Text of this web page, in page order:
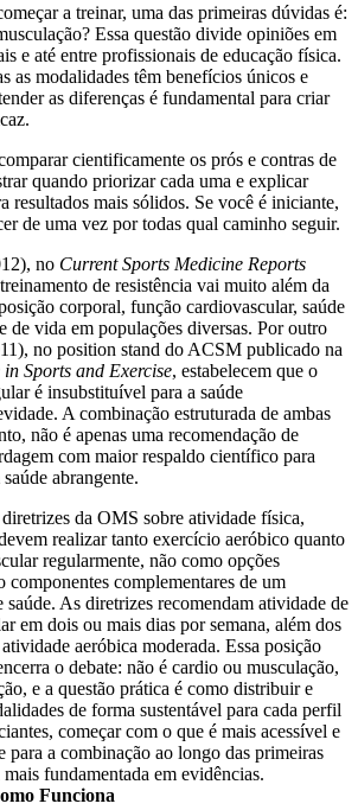
a treinar, uma das primeiras dúvidas é:
Essa questão divide opiniões em
e até entre profissionais de educação física.
as modalidades têm benefícios únicos e
as diferenças é fundamental para criar
cientificamente os prós e contras de
quando priorizar cada uma e explicar
resultados mais sólidos. Se você é iniciante,
de uma vez por todas qual caminho seguir.
no Current Sports Medicine Reports
de resistência vai muito além da
corporal, função cardiovascular, saúde
de vida em populações diversas. Por outro
no position stand do ACSM publicado na
Sports and Exercise, estabelecem que o
é insubstituível para a saúde
A combinação estruturada de ambas
não é apenas uma recomendação de
com maior respaldo científico para
abrangente.
da OMS sobre atividade física,
realizar tanto exercício aeróbico quanto
regularmente, não como opções
componentes complementares de um
saúde. As diretrizes recomendam atividade de
em dois ou mais dias por semana, além dos
aeróbica moderada. Essa posição
o debate: não é cardio ou musculação,
e a questão prática é como distribuir e
de forma sustentável para cada perfil
começar com o que é mais acessível e
para a combinação ao longo das primeiras
mais fundamentada em evidências.
Funciona